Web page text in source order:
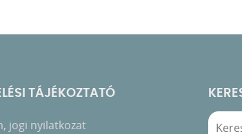
TÁJÉKOZTATÓ
jogi nyilatkozat